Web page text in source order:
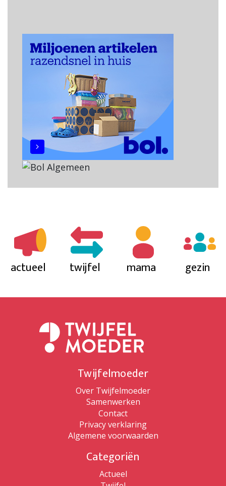
actueel twijfel mama gezin
Twijfelmoeder
Over Twijfelmoeder
Samenwerken
Contact
Privacy verklaring
Algemene voorwaarden
Categoriën
Actueel